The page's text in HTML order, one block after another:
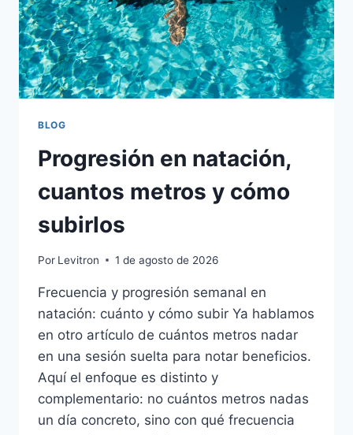
BLOG
Progresión en natación,
cuantos metros y cómo
subirlos
Por Levitron 1 de agosto de 2026
Frecuencia y progresión semanal en
natación: cuánto y cómo subir Ya hablamos
en otro artículo de cuántos metros nadar
en una sesión suelta para notar beneficios.
Aquí el enfoque es distinto y
complementario: no cuántos metros nadas
un día concreto, sino con qué frecuencia